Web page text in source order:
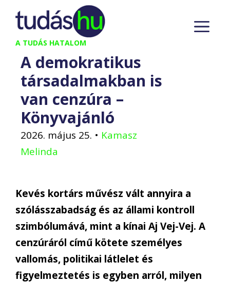
Kilépés
tartalomba
A TUDÁS HATALOM
A demokratikus
társadalmakban is
van cenzúra –
Könyvajánló
2026. május 25. • Kamasz
Melinda
Kevés kortárs művész vált annyira a
szólásszabadság és az állami kontroll
szimbólumává, mint a kínai Aj Vej-Vej. A
cenzúráról című kötete személyes
vallomás, politikai látlelet és
figyelmeztetés is egyben arról, milyen